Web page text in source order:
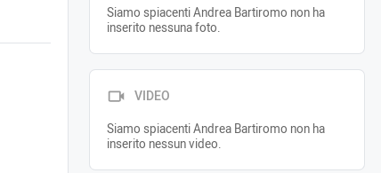
Siamo spiacenti Andrea Bartiromo non ha
inserito nessuna foto.
VIDEO
Siamo spiacenti Andrea Bartiromo non ha
inserito nessun video.